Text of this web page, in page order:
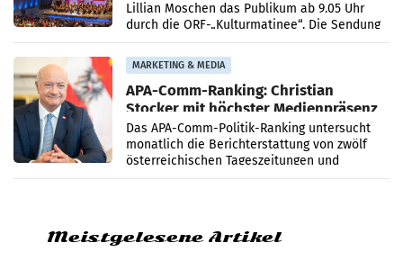
Lillian Moschen das Publikum ab 9.05 Uhr
durch die ORF-„Kulturmatinee“. Die Sendung
startet mit der Dokumentation „20 Jahre
Grafenegg
MARKETING & MEDIA
APA-Comm-Ranking: Christian
Stocker mit höchster Medienpräsenz
im Juli
Das APA-Comm-Politik-Ranking untersucht
monatlich die Berichterstattung von zwölf
österreichischen Tageszeitungen und
analysiert, welche Politikerinnen und
Meistgelesene Artikel